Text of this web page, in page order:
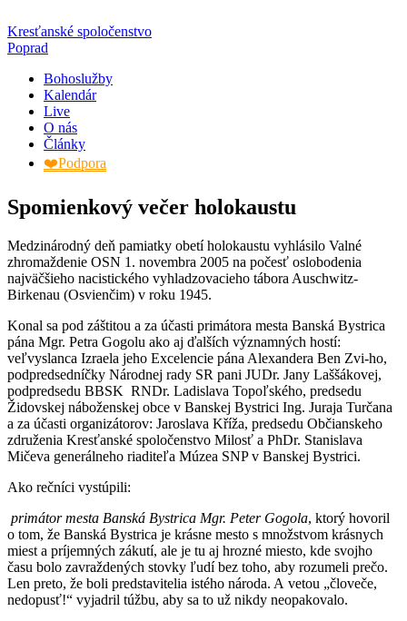
Kresťanské spoločenstvo
Poprad
Bohoslužby
Kalendár
Live
O nás
Články
❤️Podpora
Spomienkový večer holokaustu
Medzinárodný deň pamiatky obetí holokaustu vyhlásilo Valné
zhromaždenie OSN 1. novembra 2005 na počesť oslobodenia
najväčšieho nacistického vyhladzovacieho tábora Auschwitz-
Birkenau (Osvienčim) v roku 1945.
Konal sa pod záštitou a za účasti primátora mesta Banská Bystrica
pána Mgr. Petra Gogolu ako aj ďalších významných hostí:
veľvyslanca Izraela jeho Excelencie pána Alexandera Ben Zvi-ho,
podpredsedníčky Národnej rady SR pani JUDr. Jany Laššákovej,
podpredsedu BBSK RNDr. Ladislava Topoľského, predsedu
Židovskej náboženskej obce v Banskej Bystrici Ing. Juraja Turčana
a za účasti organizátorov: Jaroslava Kříža, predsedu Občianskeho
združenia Kresťanské spoločenstvo Milosť a PhDr. Stanislava
Mičeva generálneho riaditeľa Múzea SNP v Banskej Bystrici.
Ako rečníci vystúpili:
primátor mesta Banská Bystrica Mgr. Peter Gogola, ktorý hovoril
o tom, že Banská Bystrica je krásne mesto s množstvom krásnych
miest a príjemných zákutí, ale je tu aj hrozné miesto, kde svojho
času bolo zavraždených stovky ľudí bez toho, aby rozumeli prečo.
Len preto, že boli predstavitelia istého národa. A vetou „človeče,
nedopusť!“ vyjadril túžbu, aby sa to už nikdy neopakovalo.